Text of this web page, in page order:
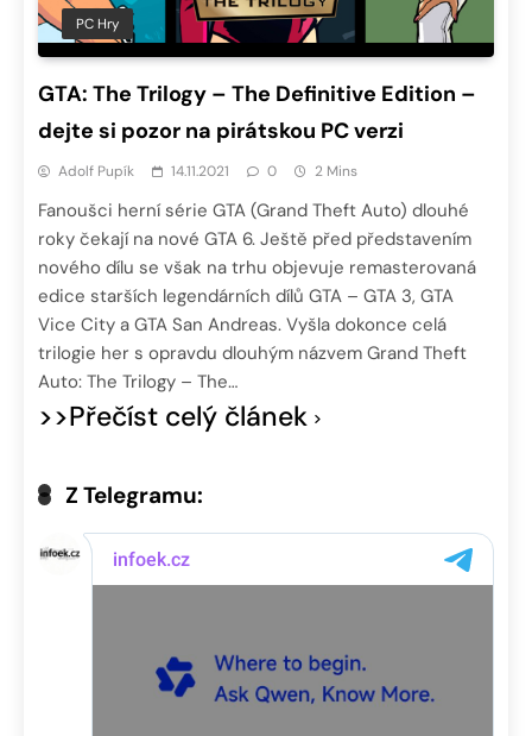
PC Hry
GTA: The Trilogy – The Definitive Edition –
dejte si pozor na pirátskou PC verzi
Adolf Pupík 14.11.2021 0 2 Mins
Fanoušci herní série GTA (Grand Theft Auto) dlouhé
roky čekají na nové GTA 6. Ještě před představením
nového dílu se však na trhu objevuje remasterovaná
edice starších legendárních dílů GTA – GTA 3, GTA
Vice City a GTA San Andreas. Vyšla dokonce celá
trilogie her s opravdu dlouhým názvem Grand Theft
Auto: The Trilogy – The…
>>Přečíst celý článek
Z Telegramu: